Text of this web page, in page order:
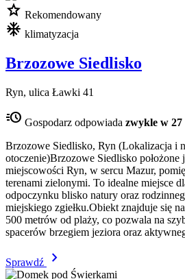
star Rekomendowany
mode_cool klimatyzacja
Brzozowe Siedlisko
Ryn, ulica Ławki 41
acute Gospodarz odpowiada zwykle w
Brzozowe Siedlisko, Ryn (Lokalizacja i
otoczenie)Brzozowe Siedlisko położone
miejscowości Ryn, w sercu Mazur,
terenami zielonymi. To idealne miejsce
odpoczynku blisko natury oraz
miejskiego zgiełku.Obiekt znajduje się
500 metrów od plaży, co pozwala na
spacerów brzegiem jeziora oraz
Sprawdź
chevron_right